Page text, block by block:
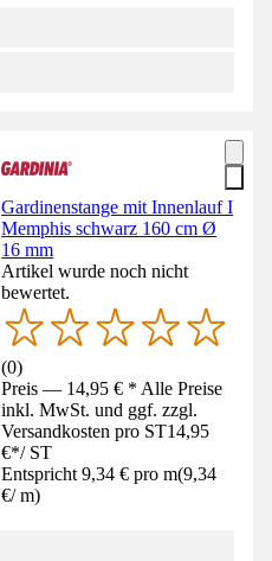
Gardinenstange mit Innenlauf I
Memphis schwarz 160 cm Ø
16 mm
Artikel wurde noch nicht
bewertet.
(0)
Preis — 14,95 € * Alle Preise
inkl. MwSt. und ggf. zzgl.
Versandkosten pro ST14,95
€*/ ST
Entspricht 9,34 € pro m(9,34
€/ m)